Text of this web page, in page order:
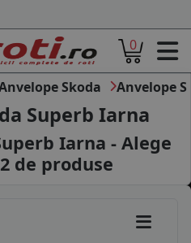
0
Skoda Anvelope
Superb Iarna
Iarna - Alege
de produse